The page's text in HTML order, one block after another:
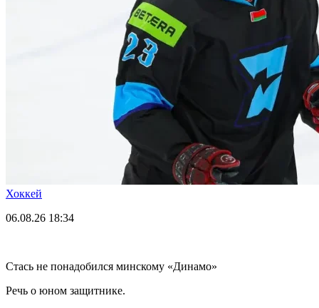
Хоккей
06.08.26 18:34
Стась не понадобился минскому «Динамо»
Речь о юном защитнике.